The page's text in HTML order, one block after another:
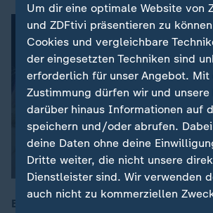
Eine neue Tochter für Helene Fischer –
Um dir eine optimale Website von
und ZDFtivi präsentieren zu
Cookies und vergleichbare
der eingesetzten Techniken sind
erforderlich für unser Angebot. Mit
Zustimmung dürfen wir und
darüber hinaus Informationen auf
speichern und/oder abrufen.
deine Daten ohne deine
Dritte weiter, die nicht unsere
Dienstleister sind. Wir verwenden
auch nicht zu kommerziellen